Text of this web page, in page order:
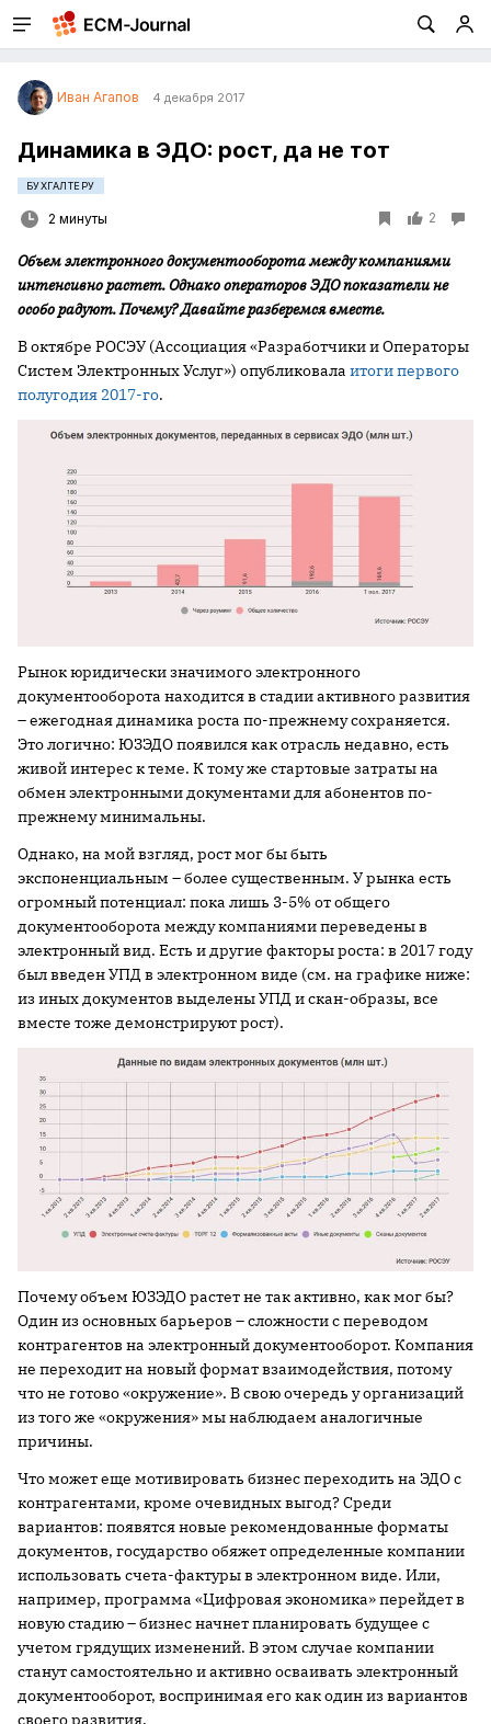
Иван Агапов 4 декабря 2017
Динамика в ЭДО: рост, да не тот
БУХГАЛТЕРУ
2 минуты 2
Объем электронного документооборота между компаниями
интенсивно растет. Однако операторов ЭДО показатели не
особо радуют. Почему? Давайте разберемся вместе.
В октябре РОСЭУ (Ассоциация «Разработчики и Операторы
Систем Электронных Услуг») опубликовала итоги первого
полугодия 2017-го.
Рынок юридически значимого электронного
документооборота находится в стадии активного развития
– ежегодная динамика роста по-прежнему сохраняется.
Это логично: ЮЗЭДО появился как отрасль недавно, есть
живой интерес к теме. К тому же стартовые затраты на
обмен электронными документами для абонентов по-
прежнему минимальны.
Однако, на мой взгляд, рост мог бы быть
экспоненциальным – более существенным. У рынка есть
огромный потенциал: пока лишь 3-5% от общего
документооборота между компаниями переведены в
электронный вид. Есть и другие факторы роста: в 2017 году
был введен УПД в электронном виде (см. на графике ниже:
из иных документов выделены УПД и скан-образы, все
вместе тоже демонстрируют рост).
Почему объем ЮЗЭДО растет не так активно, как мог бы?
Один из основных барьеров – сложности с переводом
контрагентов на электронный документооборот. Компания
не переходит на новый формат взаимодействия, потому
что не готово «окружение». В свою очередь у организаций
из того же «окружения» мы наблюдаем аналогичные
причины.
Что может еще мотивировать бизнес переходить на ЭДО с
контрагентами, кроме очевидных выгод? Среди
вариантов: появятся новые рекомендованные форматы
документов, государство обяжет определенные компании
использовать счета-фактуры в электронном виде. Или,
например, программа «Цифровая экономика» перейдет в
новую стадию – бизнес начнет планировать будущее с
учетом грядущих изменений. В этом случае компании
станут самостоятельно и активно осваивать электронный
документооборот, воспринимая его как один из вариантов
своего развития.